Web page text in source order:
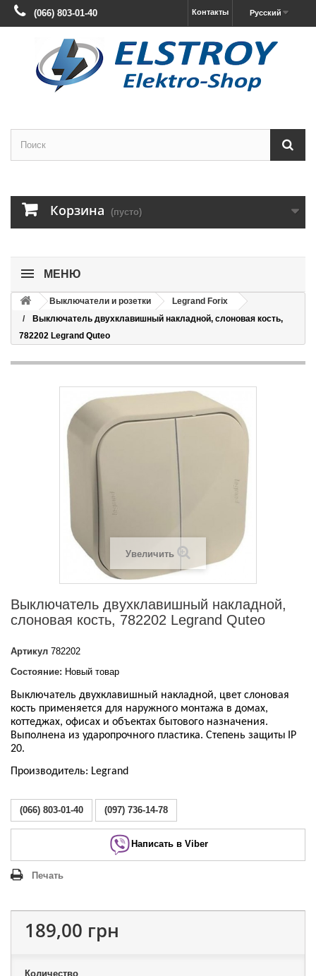
Русский
Контакты
(066) 803-01-40
Корзина (пусто)
МЕНЮ
Выключатели и розетки
Legrand Forix
Выключатель двухклавишный накладной, слоновая кость,
782202 Legrand Quteo
Увеличить
Выключатель двухклавишный накладной,
слоновая кость, 782202 Legrand Quteo
Артикул 782202
Состояние: Новый товар
Выключатель двухклавишный накладной, цвет слоновая
кость применяется для наружного монтажа в домах,
коттеджах, офисах и объектах бытового назначения.
Выполнена из ударопрочного пластика. Степень защиты
IP
20.
Производитель: Legrand
(066) 803-01-40 (097) 736-14-78
Написать в Viber
Печать
189,00 грн
Количество